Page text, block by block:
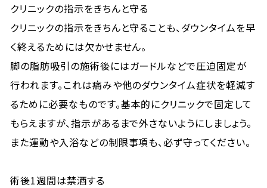
クリニックの指示をきちんと守る
クリニックの指示をきちんと守ることも、ダウンタイムを早
く終えるためには欠かせません。
脚の脂肪吸引の施術後にはガードルなどで圧迫固定が
行われます。これは痛みや他のダウンタイム症状を軽減す
るために必要なものです。基本的にクリニックで固定して
もらえますが、指示があるまで外さないようにしましょう。
また運動や入浴などの制限事項も、必ず守ってください。
術後1週間は禁酒する